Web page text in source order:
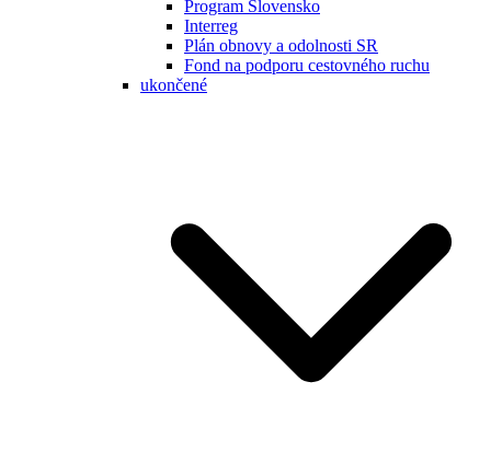
Program Slovensko
Interreg
Plán obnovy a odolnosti SR
Fond na podporu cestovného ruchu
ukončené